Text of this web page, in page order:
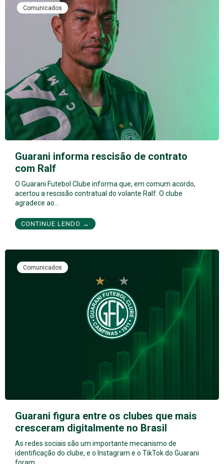
Comunicados
Guarani informa rescisão de contrato
com Ralf
O Guarani Futebol Clube informa que, em comum acordo,
acertou a rescisão contratual do volante Ralf. O clube
agradece ao…
CONTINUE LENDO →
Comunicados
Guarani figura entre os clubes que mais
cresceram digitalmente no Brasil
As redes sociais são um importante mecanismo de
identificação do clube, e o Instagram e o TikTok do Guarani
foram…